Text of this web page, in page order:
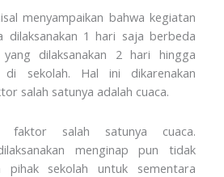
menyampaikan bahwa kegiatan
dilaksanakan 1 hari saja berbeda
dilaksanakan 2 hari hingga
di sekolah. Hal ini dikarenakan
salah satunya adalah cuaca.
faktor salah satunya cuaca.
menginap pun tidak
sekolah untuk sementara